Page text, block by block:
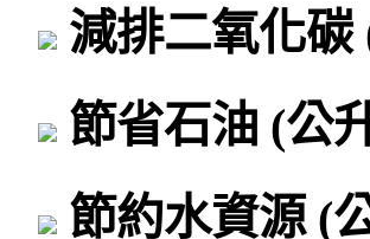
減排二氧化碳
節省石油 (公
節約水資源 (